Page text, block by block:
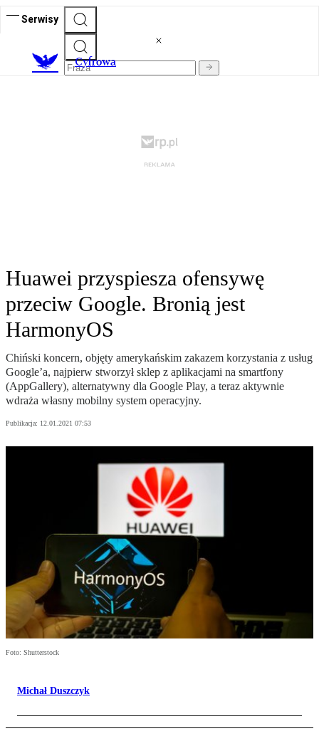
Serwisy
Cyfrowa
Huawei przyspiesza ofensywę
przeciw Google. Bronią jest
HarmonyOS
Chiński koncern, objęty amerykańskim zakazem korzystania z usług
Google’a, najpierw stworzył sklep z aplikacjami na smartfony
(AppGallery), alternatywny dla Google Play, a teraz aktywnie
wdraża własny mobilny system operacyjny.
Publikacja: 12.01.2021 07:53
Foto: Shutterstock
Michał Duszczyk